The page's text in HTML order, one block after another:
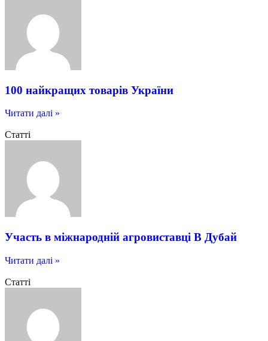
100 найкращих товарів України
Читати далі »
Статті
Участь в міжнародній агровиставці В Дубай
Читати далі »
Статті